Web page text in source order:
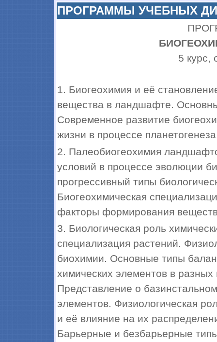
ПРОГРАММЫ УЧЕБНЫХ
5 курс,
1. Биогеохимия и её
вещества в ландшафте.
Современное развитие
жизни в процессе
2. Палеобиогеохимия
условий в процессе эволюции
прогрессивный типы
Биогеохимическая
факторы формирования
3. Биологическая роль
специализация растений.
биохимии. Основные типы
химических элементов в
Представление о
элементов. Физиологическая
и её влияние на их
Барьерные и безбарьерные